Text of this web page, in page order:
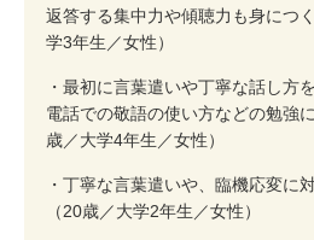
返答する集中力や傾聴力も身につ
学3年生／女性）
・最初に言葉遣いや丁寧な話し方
電話での敬語の使い方などの勉強
歳／大学4年生／女性）
・丁寧な言葉遣いや、臨機応変に
（20歳／大学2年生／女性）